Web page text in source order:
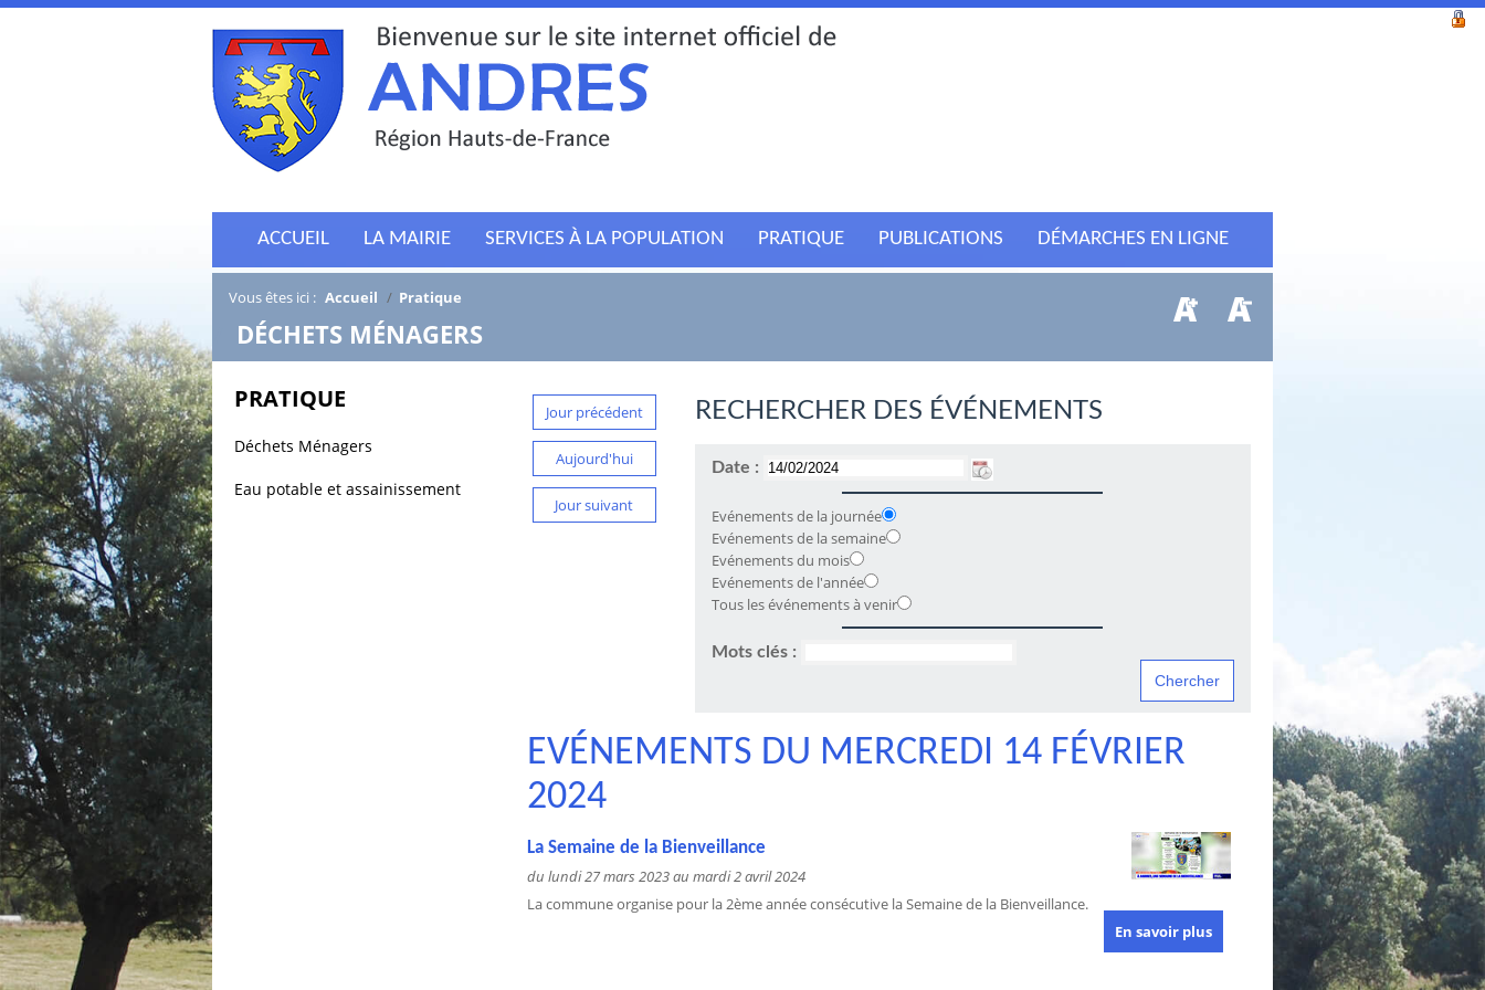
ACCUEIL LA MAIRIE SERVICES À LA POPULATION PRATIQUE PUBLICATIONS DÉMARCHES EN LIGNE
Vous êtes ici : Accueil / Pratique
DÉCHETS MÉNAGERS
PRATIQUE
Déchets Ménagers
Eau potable et assainissement
Jour précédent
Aujourd'hui
Jour suivant
RECHERCHER DES ÉVÉNEMENTS
Date :
Evénements de la journée
Evénements de la semaine
Evénements du mois
Evénements de l'année
Tous les événements à venir
Mots clés :
EVÉNEMENTS DU MERCREDI 14 FÉVRIER
2024
La Semaine de la Bienveillance
du lundi 27 mars 2023 au mardi 2 avril 2024
La commune organise pour la 2ème année consécutive la Semaine de la Bienveillance.
En savoir plus